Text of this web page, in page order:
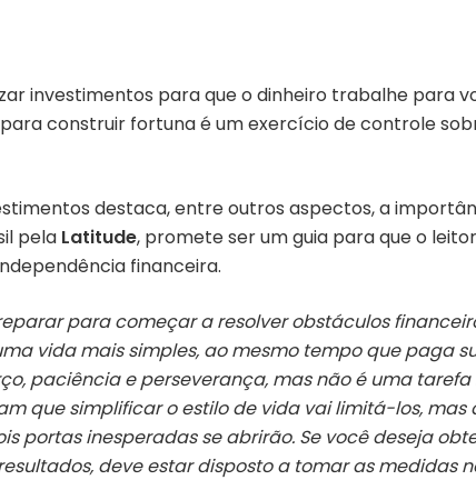
investimentos para que o dinheiro trabalhe para
construir fortuna é um exercício de controle
destaca, entre outros aspectos, a
pela Latitude, promete ser um guia para que o leitor
financeira.
para começar a resolver obstáculos
vida mais simples, ao mesmo tempo que paga
paciência e perseverança, mas não é uma tarefa
que simplificar o estilo de vida vai limitá-los, mas
portas inesperadas se abrirão. Se você deseja
deve estar disposto a tomar as medidas